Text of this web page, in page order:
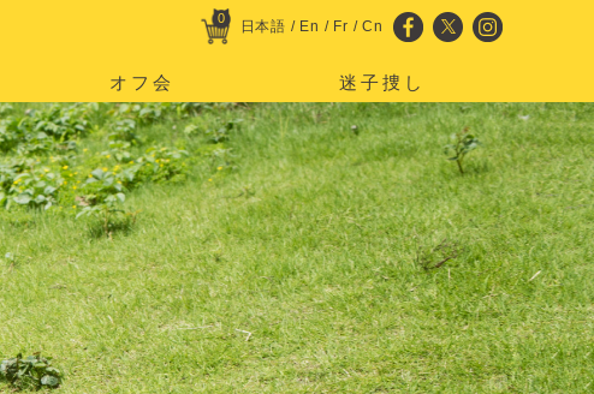
0 日本語 / En / Fr /Cn
オフ会 迷子捜し